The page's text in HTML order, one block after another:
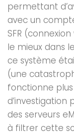
permettant
avec un
SFR
le mieux dans
ce système
(une
fonctionne plus
d’investigation
des serveurs
à filtrer cette